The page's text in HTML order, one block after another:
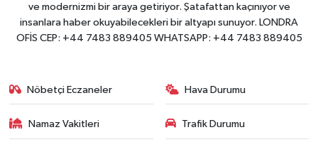
ve modernizmi bir araya getiriyor. Şatafattan kaçınıyor ve
insanlara haber okuyabilecekleri bir altyapı sunuyor. LONDRA
OFİS CEP: +44 7483 889405 WHATSAPP: +44 7483 889405
Nöbetçi Eczaneler Hava Durumu
Namaz Vakitleri Trafik Durumu